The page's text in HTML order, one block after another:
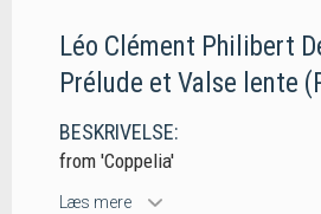
Léo Clément Philibert
Prélude et Valse lente
BESKRIVELSE:
from 'Coppelia'
Læs mere